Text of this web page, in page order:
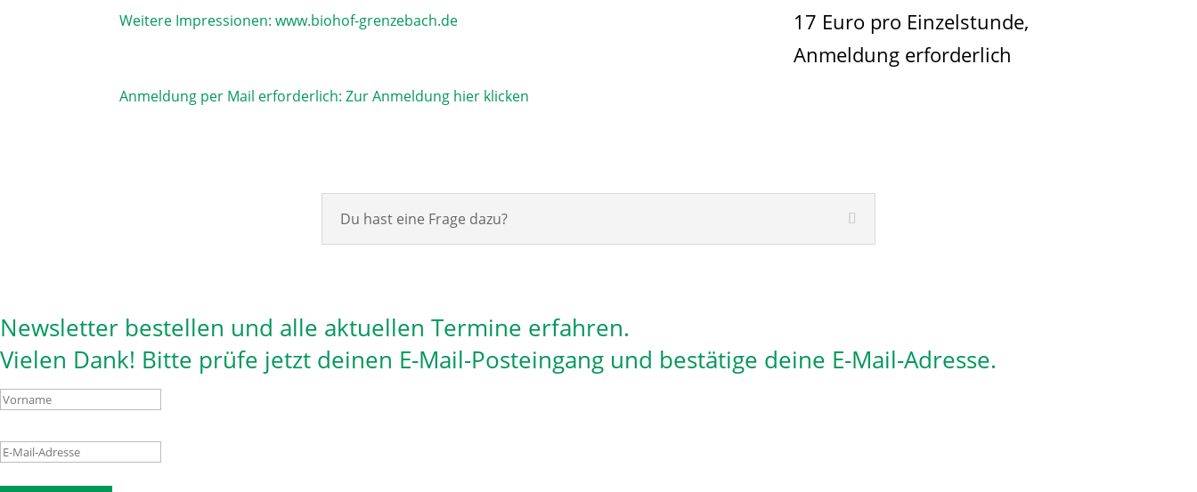
Weitere Impressionen:www.biohof-grenzebach.de
Anmeldung per Mail erforderlich:Zur Anmeldung hier klicken
17 Euro pro Einzelstunde,
Anmeldung erforderlich
Du hast eine Frage dazu?
Newsletter bestellen und alle aktuellen Termine erfahren.
Vielen Dank! Bitte prüfe jetzt deinen E-Mail-Posteingang und bestätige deine E-Mail-Adresse.